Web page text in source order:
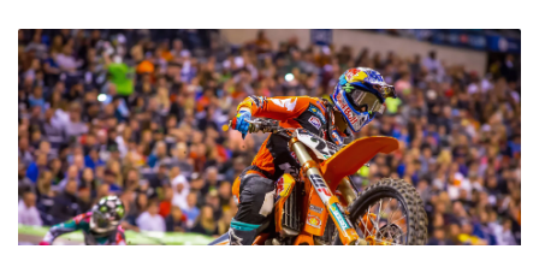
we
b
M
a
r
v
i
n
M
u
s